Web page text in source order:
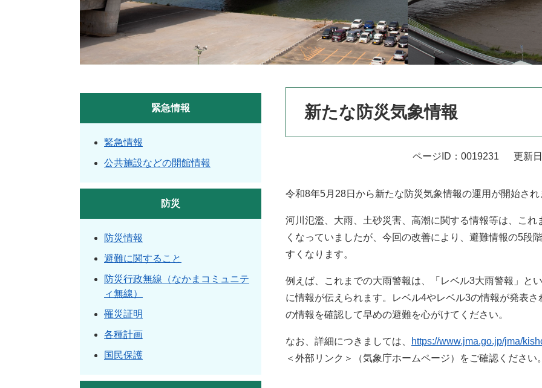
新たな防災気象情報
ページID：0019231 更新
令和8年5月28日から新たな防災気象情報の運用が開始され
河川氾濫、大雨、土砂災害、高潮に関する情報等は、こ
くなっていましたが、今回の改善により、避難情報の5段
すくなります。
例えば、これまでの大雨警報は、「レベル3大雨警報」と
に情報が伝えられます。レベル4やレベル3の情報が発表
の情報を確認して早めの避難を心がけてください。
なお、詳細につきましては、
https://www.jma.go.jp/jma/
＜外部リンク＞
（気象庁ホームページ）をご確認ください
緊急情報
緊急情報
公共施設などの開館情報
防災
防災情報
避難に関すること
防災行政無線（なかまコミュニテ
ィ無線）
罹災証明
各種計画
国民保護